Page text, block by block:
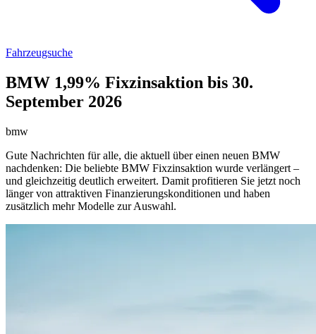
Fahrzeugsuche
BMW 1,99% Fixzinsaktion bis 30.
September 2026
bmw
Gute Nachrichten für alle, die aktuell über einen neuen BMW
nachdenken: Die beliebte BMW Fixzinsaktion wurde verlängert –
und gleichzeitig deutlich erweitert. Damit profitieren Sie jetzt noch
länger von attraktiven Finanzierungskonditionen und haben
zusätzlich mehr Modelle zur Auswahl.